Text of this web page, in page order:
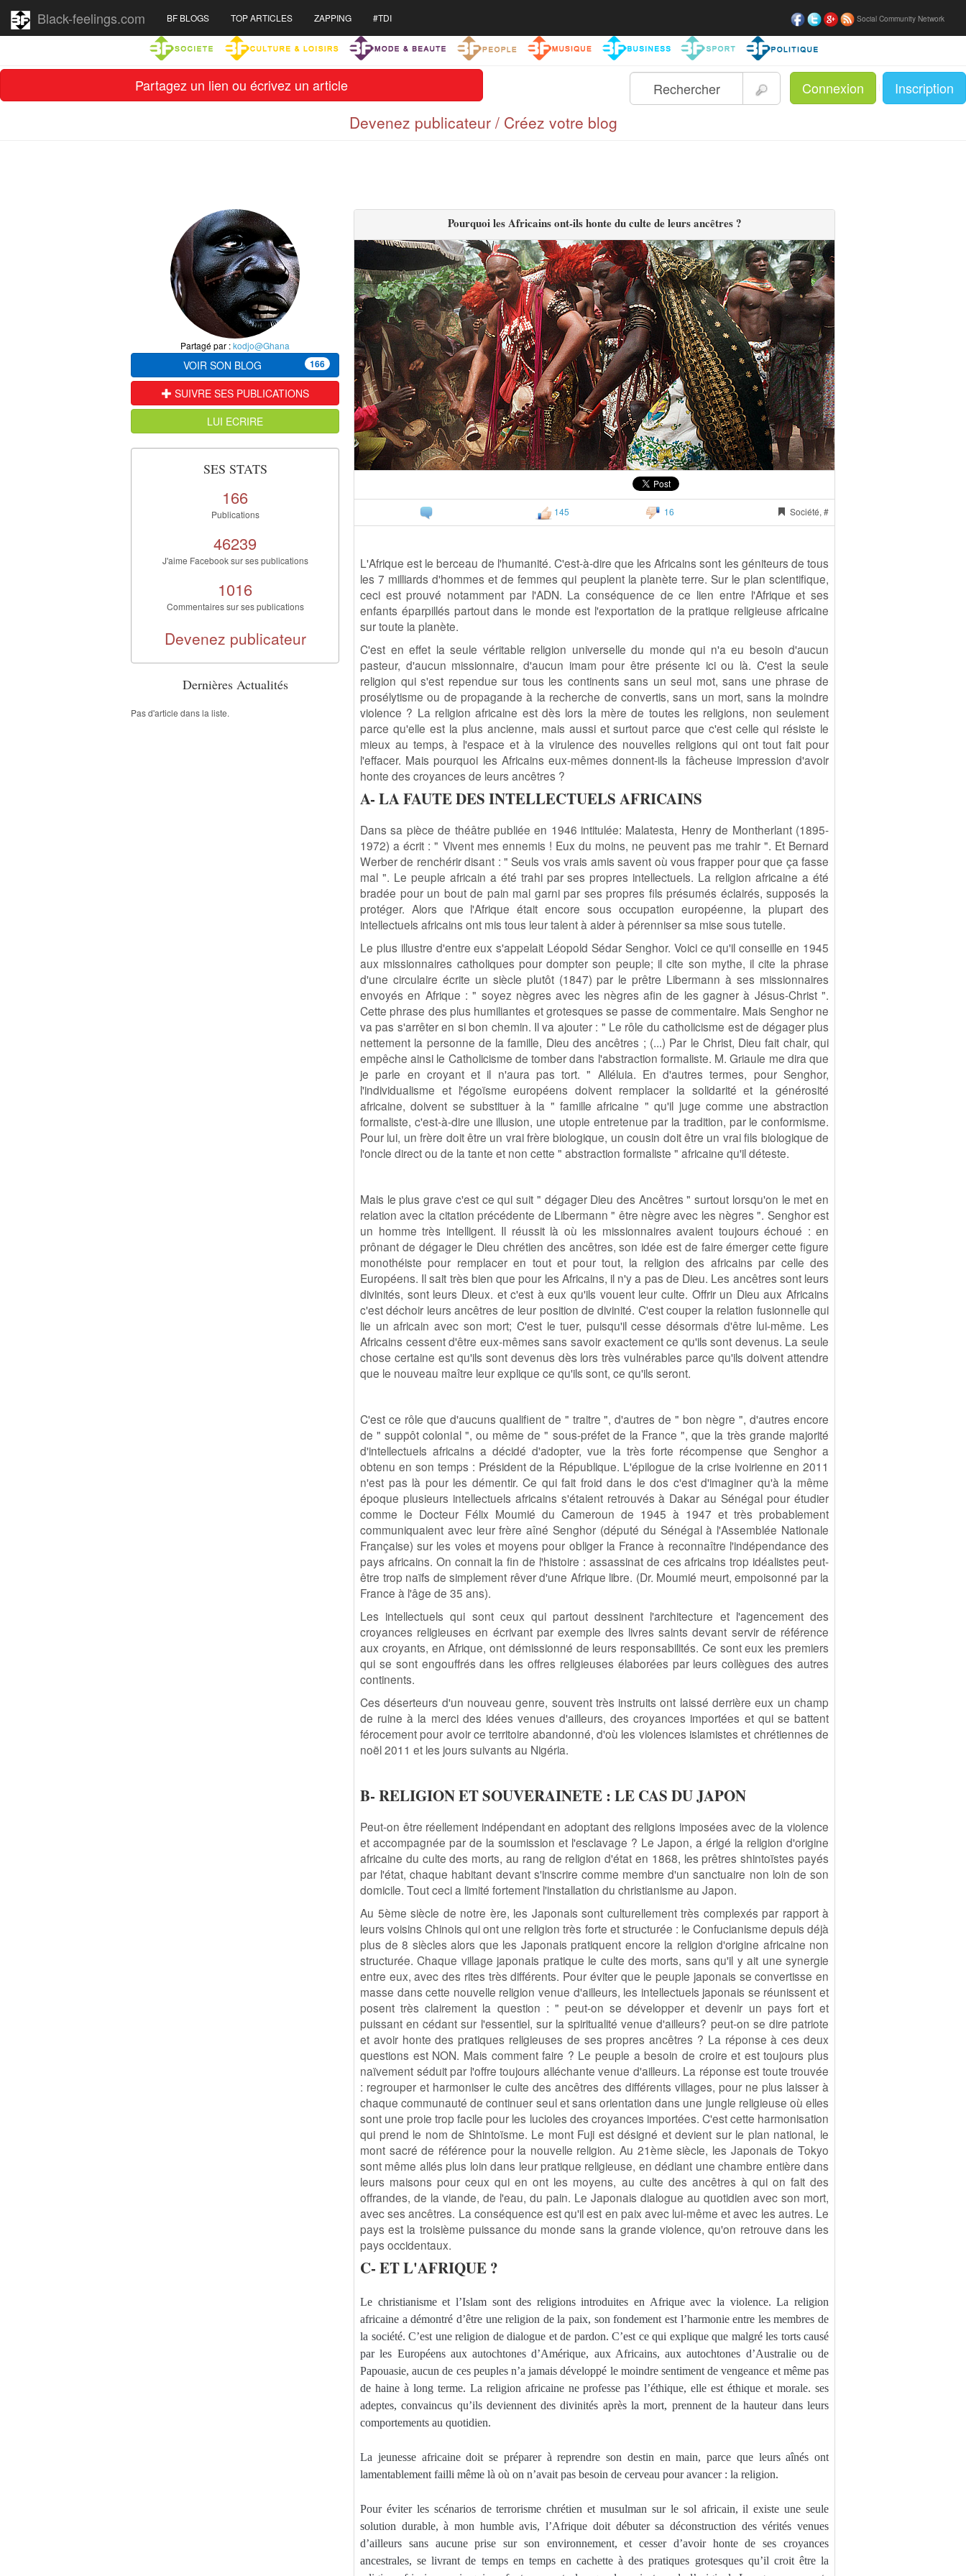
Partagez un lien ou écrivez un article Connexion Inscription
Black-feelings.com Social Community Network
BF BLOGS TOP ARTICLES ZAPPING #TDI
Devenez publicateur / Créez votre blog
Pourquoi les Africains ont-ils honte du culte de leurs ancêtres ?
145 16 Société, #
L'Afrique est le berceau de l'humanité. C'est-à-dire que les Africains sont les géniteurs de tous
les 7 milliards d'hommes et de femmes qui peuplent la planète terre. Sur le plan scientifique,
ceci est prouvé notamment par l'ADN. La conséquence de ce lien entre l'Afrique et ses
enfants éparpillés partout dans le monde est l'exportation de la pratique religieuse africaine
sur toute la planète.
C'est en effet la seule véritable religion universelle du monde qui n'a eu besoin d'aucun
pasteur, d'aucun missionnaire, d'aucun imam pour être présente ici ou là. C'est la seule
religion qui s'est rependue sur tous les continents sans un seul mot, sans une phrase de
prosélytisme ou de propagande à la recherche de convertis, sans un mort, sans la moindre
violence ? La religion africaine est dès lors la mère de toutes les religions, non seulement
parce qu'elle est la plus ancienne, mais aussi et surtout parce que c'est celle qui résiste le
mieux au temps, à l'espace et à la virulence des nouvelles religions qui ont tout fait pour
l'effacer. Mais pourquoi les Africains eux-mêmes donnent-ils la fâcheuse impression d'avoir
honte des croyances de leurs ancêtres ?
A- LA FAUTE DES INTELLECTUELS AFRICAINS
Dans sa pièce de théâtre publiée en 1946 intitulée: Malatesta, Henry de Montherlant (1895-
1972) a écrit : " Vivent mes ennemis ! Eux du moins, ne peuvent pas me trahir ". Et Bernard
Werber de renchérir disant : " Seuls vos vrais amis savent où vous frapper pour que ça fasse
mal ". Le peuple africain a été trahi par ses propres intellectuels. La religion africaine a été
bradée pour un bout de pain mal garni par ses propres fils présumés éclairés, supposés la
protéger. Alors que l'Afrique était encore sous occupation européenne, la plupart des
intellectuels africains ont mis tous leur talent à aider à pérenniser sa mise sous tutelle.
Le plus illustre d'entre eux s'appelait Léopold Sédar Senghor. Voici ce qu'il conseille en 1945
aux missionnaires catholiques pour dompter son peuple; il cite son mythe, il cite la phrase
d'une circulaire écrite un siècle plutôt (1847) par le prêtre Libermann à ses missionnaires
envoyés en Afrique : " soyez nègres avec les nègres afin de les gagner à Jésus-Christ ".
Cette phrase des plus humiliantes et grotesques se passe de commentaire. Mais Senghor ne
va pas s'arrêter en si bon chemin. Il va ajouter : " Le rôle du catholicisme est de dégager plus
nettement la personne de la famille, Dieu des ancêtres ; (...) Par le Christ, Dieu fait chair, qui
empêche ainsi le Catholicisme de tomber dans l'abstraction formaliste. M. Griaule me dira que
je parle en croyant et il n'aura pas tort. " Alléluia. En d'autres termes, pour Senghor,
l'individualisme et l'égoïsme européens doivent remplacer la solidarité et la générosité
africaine, doivent se substituer à la " famille africaine " qu'il juge comme une abstraction
formaliste, c'est-à-dire une illusion, une utopie entretenue par la tradition, par le conformisme.
Pour lui, un frère doit être un vrai frère biologique, un cousin doit être un vrai fils biologique de
l'oncle direct ou de la tante et non cette " abstraction formaliste " africaine qu'il déteste.
Mais le plus grave c'est ce qui suit " dégager Dieu des Ancêtres " surtout lorsqu'on le met en
relation avec la citation précédente de Libermann " être nègre avec les nègres ". Senghor est
un homme très intelligent. Il réussit là où les missionnaires avaient toujours échoué : en
prônant de dégager le Dieu chrétien des ancêtres, son idée est de faire émerger cette figure
monothéiste pour remplacer en tout et pour tout, la religion des africains par celle des
Européens. Il sait très bien que pour les Africains, il n'y a pas de Dieu. Les ancêtres sont leurs
divinités, sont leurs Dieux. et c'est à eux qu'ils vouent leur culte. Offrir un Dieu aux Africains
c'est déchoir leurs ancêtres de leur position de divinité. C'est couper la relation fusionnelle qui
lie un africain avec son mort; C'est le tuer, puisqu'il cesse désormais d'être lui-même. Les
Africains cessent d'être eux-mêmes sans savoir exactement ce qu'ils sont devenus. La seule
chose certaine est qu'ils sont devenus dès lors très vulnérables parce qu'ils doivent attendre
que le nouveau maître leur explique ce qu'ils sont, ce qu'ils seront.
C'est ce rôle que d'aucuns qualifient de " traitre ", d'autres de " bon nègre ", d'autres encore
de " suppôt colonial ", ou même de " sous-préfet de la France ", que la très grande majorité
d'intellectuels africains a décidé d'adopter, vue la très forte récompense que Senghor a
obtenu en son temps : Président de la République. L'épilogue de la crise ivoirienne en 2011
n'est pas là pour les démentir. Ce qui fait froid dans le dos c'est d'imaginer qu'à la même
époque plusieurs intellectuels africains s'étaient retrouvés à Dakar au Sénégal pour étudier
comme le Docteur Félix Moumié du Cameroun de 1945 à 1947 et très probablement
communiquaient avec leur frère aîné Senghor (député du Sénégal à l'Assemblée Nationale
Française) sur les voies et moyens pour obliger la France à reconnaître l'indépendance des
pays africains. On connait la fin de l'histoire : assassinat de ces africains trop idéalistes peut-
être trop naïfs de simplement rêver d'une Afrique libre. (Dr. Moumié meurt, empoisonné par la
France à l'âge de 35 ans).
Les intellectuels qui sont ceux qui partout dessinent l'architecture et l'agencement des
croyances religieuses en écrivant par exemple des livres saints devant servir de référence
aux croyants, en Afrique, ont démissionné de leurs responsabilités. Ce sont eux les premiers
qui se sont engouffrés dans les offres religieuses élaborées par leurs collègues des autres
continents.
Ces déserteurs d'un nouveau genre, souvent très instruits ont laissé derrière eux un champ
de ruine à la merci des idées venues d'ailleurs, des croyances importées et qui se battent
férocement pour avoir ce territoire abandonné, d'où les violences islamistes et chrétiennes de
noël 2011 et les jours suivants au Nigéria.
B- RELIGION ET SOUVERAINETE : LE CAS DU JAPON
Peut-on être réellement indépendant en adoptant des religions imposées avec de la violence
et accompagnée par de la soumission et l'esclavage ? Le Japon, a érigé la religion d'origine
africaine du culte des morts, au rang de religion d'état en 1868, les prêtres shintoïstes payés
par l'état, chaque habitant devant s'inscrire comme membre d'un sanctuaire non loin de son
domicile. Tout ceci a limité fortement l'installation du christianisme au Japon.
Au 5ème siècle de notre ère, les Japonais sont culturellement très complexés par rapport à
leurs voisins Chinois qui ont une religion très forte et structurée : le Confucianisme depuis déjà
plus de 8 siècles alors que les Japonais pratiquent encore la religion d'origine africaine non
structurée. Chaque village japonais pratique le culte des morts, sans qu'il y ait une synergie
entre eux, avec des rites très différents. Pour éviter que le peuple japonais se convertisse en
masse dans cette nouvelle religion venue d'ailleurs, les intellectuels japonais se réunissent et
posent très clairement la question : " peut-on se développer et devenir un pays fort et
puissant en cédant sur l'essentiel, sur la spiritualité venue d'ailleurs? peut-on se dire patriote
et avoir honte des pratiques religieuses de ses propres ancêtres ? La réponse à ces deux
questions est NON. Mais comment faire ? Le peuple a besoin de croire et est toujours plus
naïvement séduit par l'offre toujours alléchante venue d'ailleurs. La réponse est toute trouvée
: regrouper et harmoniser le culte des ancêtres des différents villages, pour ne plus laisser à
chaque communauté de continuer seul et sans orientation dans une jungle religieuse où elles
sont une proie trop facile pour les lucioles des croyances importées. C'est cette harmonisation
qui prend le nom de Shintoïsme. Le mont Fuji est désigné et devient sur le plan national, le
mont sacré de référence pour la nouvelle religion. Au 21ème siècle, les Japonais de Tokyo
sont même allés plus loin dans leur pratique religieuse, en dédiant une chambre entière dans
leurs maisons pour ceux qui en ont les moyens, au culte des ancêtres à qui on fait des
offrandes, de la viande, de l'eau, du pain. Le Japonais dialogue au quotidien avec son mort,
avec ses ancêtres. La conséquence est qu'il est en paix avec lui-même et avec les autres. Le
pays est la troisième puissance du monde sans la grande violence, qu'on retrouve dans les
pays occidentaux.
C- ET L'AFRIQUE ?
Le christianisme et l’Islam sont des religions introduites en Afrique avec la violence. La religion
africaine a démontré d’être une religion de la paix, son fondement est l’harmonie entre les membres de
la société. C’est une religion de dialogue et de pardon. C’est ce qui explique que malgré les torts causé
par les Européens aux autochtones d’Amérique, aux Africains, aux autochtones d’Australie ou de
Papouasie, aucun de ces peuples n’a jamais développé le moindre sentiment de vengeance et même pas
de haine à long terme. La religion africaine ne professe pas l’éthique, elle est éthique et morale. ses
adeptes, convaincus qu’ils deviennent des divinités après la mort, prennent de la hauteur dans leurs
comportements au quotidien.
La jeunesse africaine doit se préparer à reprendre son destin en main, parce que leurs aînés ont
lamentablement failli même là où on n’avait pas besoin de cerveau pour avancer : la religion.
Pour éviter les scénarios de terrorisme chrétien et musulman sur le sol africain, il existe une seule
solution durable, à mon humble avis, l’Afrique doit débuter sa déconstruction des vérités venues
d’ailleurs sans aucune prise sur son environnement, et cesser d’avoir honte de ses croyances
ancestrales, se livrant de temps en temps en cachette à des pratiques grotesques qu’il croit être la
Partagé par :kodjo@Ghana
VOIR SON BLOG 166
SUIVRE SES PUBLICATIONS
LUI ECRIRE
SES STATS
166
Publications
46239
J'aime Facebook sur ses publications
1016
Commentaires sur ses publications
Devenez publicateur
Dernières Actualités
Pas d'article dans la liste.